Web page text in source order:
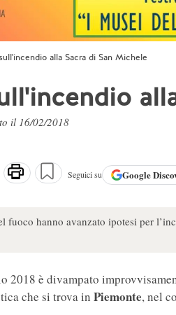
alla Sacra di San Michele
il 16/02/2018
Seguici su Google
fuoco hanno avanzato ipotesi per
2018 è divampato
che si trova in Piemonte, nel